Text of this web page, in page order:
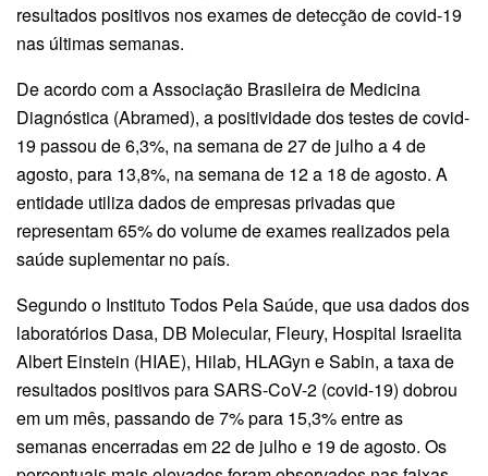
resultados positivos nos exames de detecção de covid-19
nas últimas semanas.
De acordo com a Associação Brasileira de Medicina
Diagnóstica (Abramed), a positividade dos testes de covid-
19 passou de 6,3%, na semana de 27 de julho a 4 de
agosto, para 13,8%, na semana de 12 a 18 de agosto. A
entidade utiliza dados de empresas privadas que
representam 65% do volume de exames realizados pela
saúde suplementar no país.
Segundo o Instituto Todos Pela Saúde, que usa dados dos
laboratórios Dasa, DB Molecular, Fleury, Hospital Israelita
Albert Einstein (HIAE), Hilab, HLAGyn e Sabin, a taxa de
resultados positivos para SARS-CoV-2 (covid-19) dobrou
em um mês, passando de 7% para 15,3% entre as
semanas encerradas em 22 de julho e 19 de agosto. Os